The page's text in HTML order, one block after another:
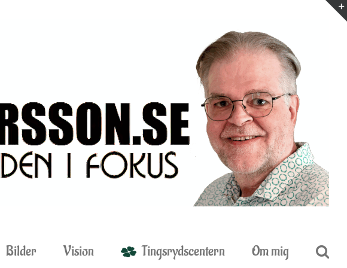
Bilder Vision Tingsrydscentern Om mig